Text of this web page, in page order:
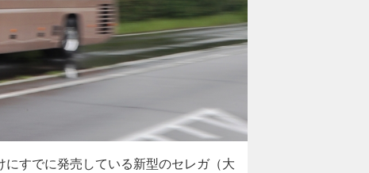
すでに発売している新型のセレガ（大